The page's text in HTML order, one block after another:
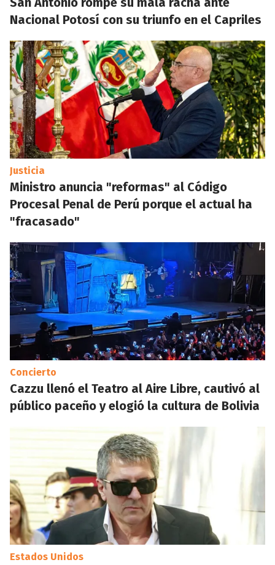
Nacional Potosí con su triunfo en el Capriles
Justicia
Ministro anuncia "reformas" al Código
Procesal Penal de Perú porque el actual ha
"fracasado"
Concierto
Cazzu llenó el Teatro al Aire Libre, cautivó al
público paceño y elogió la cultura de Bolivia
Estados Unidos